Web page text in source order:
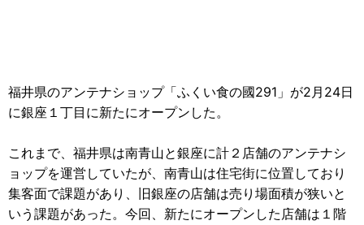
福井県のアンテナショップ「ふくい食の國291」が2月24日
に銀座１丁目に新たにオープンした。
これまで、福井県は南青山と銀座に計２店舗のアンテナシ
ョップを運営していたが、南青山は住宅街に位置しており
集客面で課題があり、旧銀座の店舗は売り場面積が狭いと
いう課題があった。今回、新たにオープンした店舗は１階